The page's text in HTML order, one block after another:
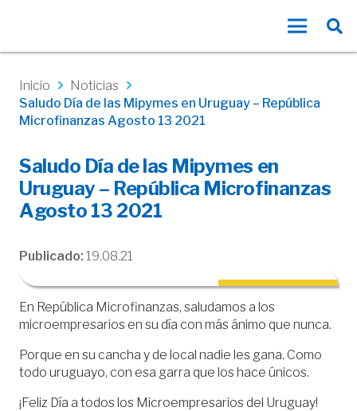
Inicio
Noticias
Saludo Día de las Mipymes en Uruguay – República
Microfinanzas Agosto 13 2021
Saludo Día de las Mipymes en
Uruguay – República Microfinanzas
Agosto 13 2021
Publicado: 19.08.21
En República Microfinanzas, saludamos a los
microempresarios en su día con más ánimo que nunca.
Porque en su cancha y de local nadie les gana. Como
todo uruguayo, con esa garra que los hace únicos.
¡Feliz Día a todos los Microempresarios del Uruguay!